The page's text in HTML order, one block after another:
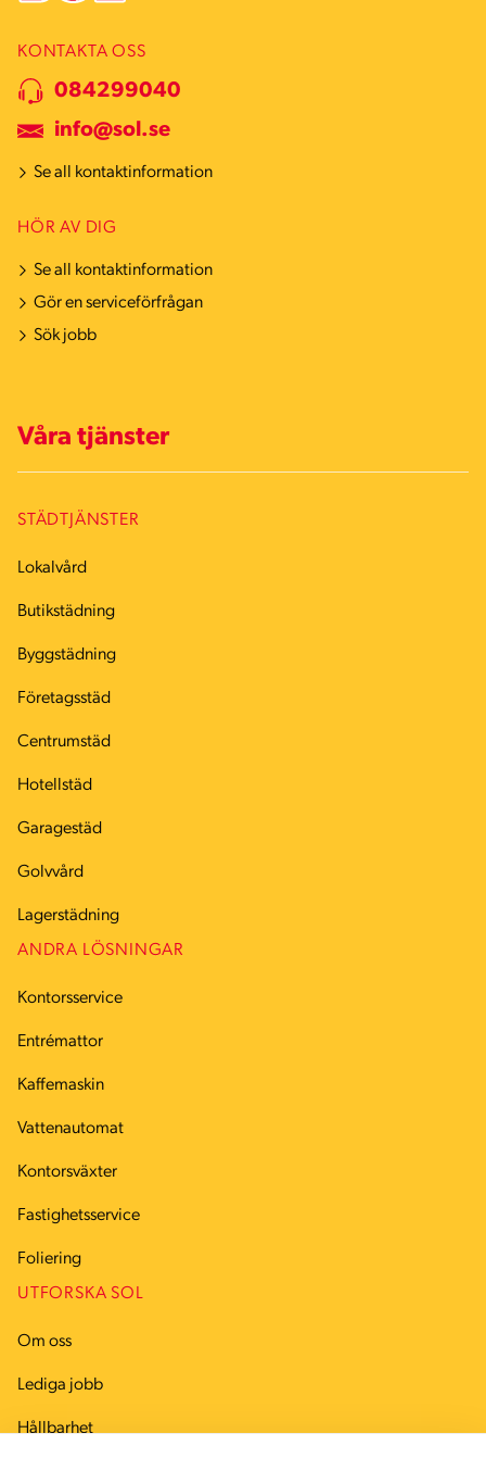
KONTAKTA OSS
084299040
info@sol.se
Se all kontaktinformation
HÖR AV DIG
Se all kontaktinformation
Gör en serviceförfrågan
Sök jobb
Våra tjänster
STÄDTJÄNSTER
Lokalvård
Butikstädning
Byggstädning
Företagsstäd
Centrumstäd
Hotellstäd
Garagestäd
Golvvård
Lagerstädning
ANDRA LÖSNINGAR
Kontorsservice
Entrémattor
Kaffemaskin
Vattenautomat
Kontorsväxter
Fastighetsservice
Foliering
UTFORSKA SOL
Om oss
Lediga jobb
Hållbarhet